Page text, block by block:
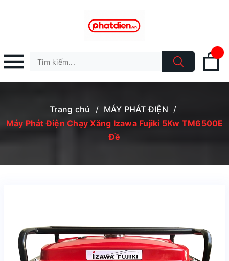
Trang chủ / MÁY PHÁT ĐIỆN /
Máy Phát Điện Chạy Xăng Izawa Fujiki 5Kw TM6500E
Đề